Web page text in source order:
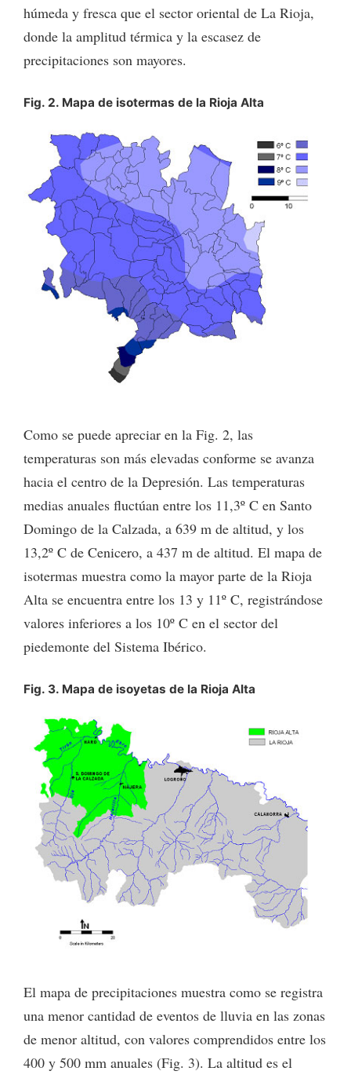
húmeda y fresca que el sector oriental de La Rioja,
donde la amplitud térmica y la escasez de
precipitaciones son mayores.
Fig. 2. Mapa de isotermas de la Rioja Alta
Como se puede apreciar en la Fig. 2, las
temperaturas son más elevadas conforme se avanza
hacia el centro de la Depresión. Las temperaturas
medias anuales fluctúan entre los 11,3º C en Santo
Domingo de la Calzada, a 639 m de altitud, y los
13,2º C de Cenicero, a 437 m de altitud. El mapa de
isotermas muestra como la mayor parte de la Rioja
Alta se encuentra entre los 13 y 11º C, registrándose
valores inferiores a los 10º C en el sector del
piedemonte del Sistema Ibérico.
Fig. 3. Mapa de isoyetas de la Rioja Alta
El mapa de precipitaciones muestra como se registra
una menor cantidad de eventos de lluvia en las zonas
de menor altitud, con valores comprendidos entre los
400 y 500 mm anuales (Fig. 3). La altitud es el